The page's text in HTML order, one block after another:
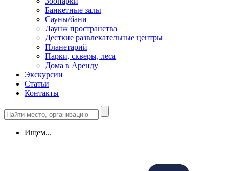
Банкетные залы
Сауны/бани
Лаунж пространства
Десткие развлекательные центры
Планетарий
Парки, скверы, леса
Дома в Аренду
Экскурсии
Статьи
Контакты
Ищем...